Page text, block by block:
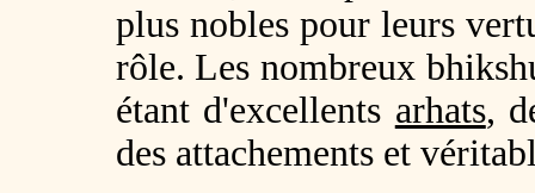
plus nobles pour leurs
rôle. Les nombreux
étant d'excellents arhats,
des attachements et